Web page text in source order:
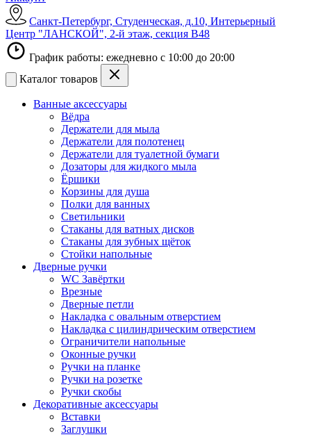
Санкт-Петербург, Студенческая, д.10, Интерьерный
Центр "ЛАНСКОЙ", 2-й этаж, секция В48
График работы: ежедневно с 10:00 до 20:00
Каталог товаров
Ванные аксессуары
Вёдра
Держатели для мыла
Держатели для полотенец
Держатели для туалетной бумаги
Дозаторы для жидкого мыла
Ёршики
Корзины для душа
Полки для ванных
Светильники
Стаканы для ватных дисков
Стаканы для зубных щёток
Стойки напольные
Дверные ручки
WC Завёртки
Врезные
Дверные петли
Накладка с овальным отверстием
Накладка с цилиндрическим отверстием
Ограничители напольные
Оконные ручки
Ручки на планке
Ручки на розетке
Ручки скобы
Декоративные аксессуары
Вставки
Заглушки